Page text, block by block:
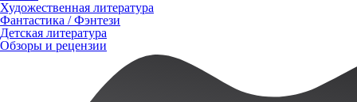
Художественная литература
Фантастика / Фэнтези
Детская литература
Обзоры и рецензии